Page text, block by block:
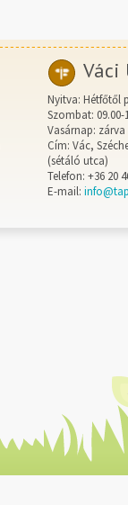
Váci
Nyitva: Hétfőtől
Szombat: 09.00-
Vasárnap: zárva
Cím: Vác,
(sétáló utca)
Telefon: +36 20
E-mail: